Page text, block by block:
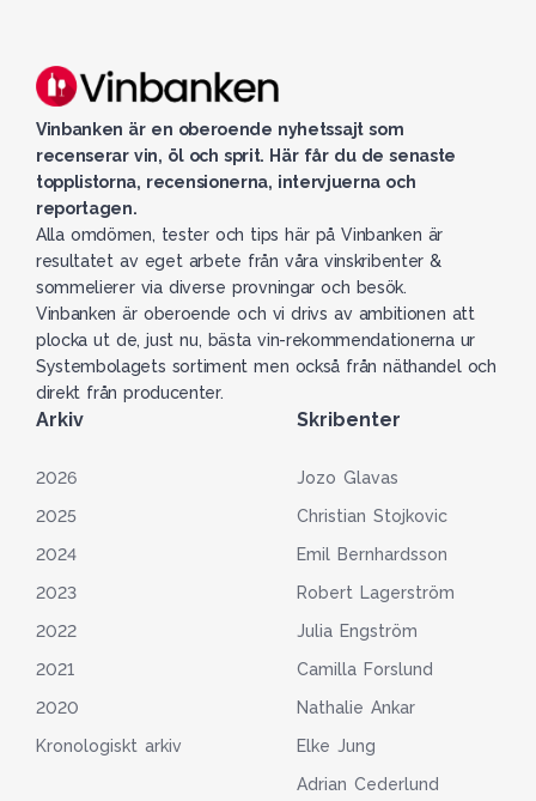
Vinbanken är en oberoende nyhetssajt som
recenserar vin, öl och sprit. Här får du de senaste
topplistorna, recensionerna, intervjuerna och
reportagen.
Alla omdömen, tester och tips här på Vinbanken är
resultatet av eget arbete från våra vinskribenter &
sommelierer via diverse provningar och besök.
Vinbanken är oberoende och vi drivs av ambitionen att
plocka ut de, just nu, bästa vin-rekommendationerna ur
Systembolagets sortiment men också från näthandel och
direkt från producenter.
Arkiv
2026
2025
2024
2023
2022
2021
2020
Kronologiskt arkiv
Skribenter
Jozo Glavas
Christian Stojkovic
Emil Bernhardsson
Robert Lagerström
Julia Engström
Camilla Forslund
Nathalie Ankar
Elke Jung
Adrian Cederlund